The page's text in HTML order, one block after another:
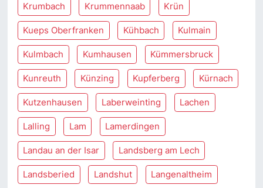
Krumbach Krummennaab Krün
Kueps Oberfranken Kühbach Kulmain
Kulmbach Kumhausen Kümmersbruck
Kunreuth Künzing Kupferberg Kürnach
Kutzenhausen Laberweinting Lachen
Lalling Lam Lamerdingen
Landau an der Isar Landsberg am Lech
Landsberied Landshut Langenaltheim